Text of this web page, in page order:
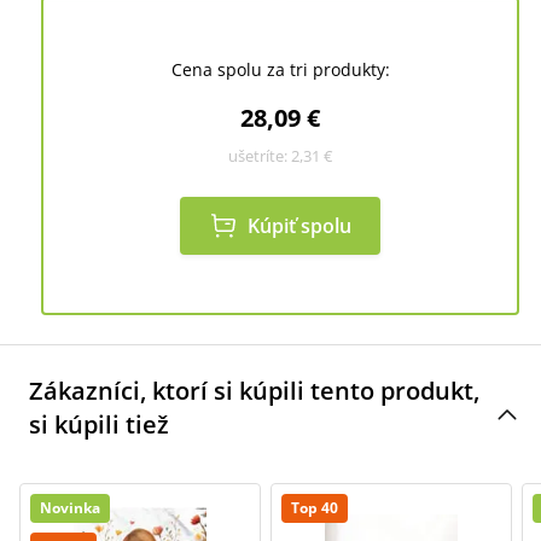
Cena spolu za tri produkty:
28,09 €
ušetríte: 2,31 €
Kúpiť spolu
Zákazníci, ktorí si kúpili tento produkt,
si kúpili tiež
Novinka
Top 40